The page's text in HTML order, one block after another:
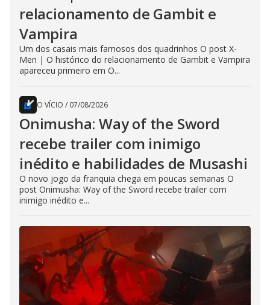
relacionamento de Gambit e
Vampira
Um dos casais mais famosos dos quadrinhos O post X-
Men | O histórico do relacionamento de Gambit e Vampira
apareceu primeiro em O...
O VÍCIO / 07/08/2026
Onimusha: Way of the Sword
recebe trailer com inimigo
inédito e habilidades de Musashi
O novo jogo da franquia chega em poucas semanas O
post Onimusha: Way of the Sword recebe trailer com
inimigo inédito e...